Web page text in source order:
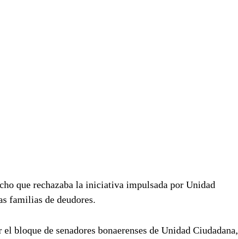
que rechazaba la iniciativa impulsada por Unidad
familias de deudores.
bloque de senadores bonaerenses de Unidad Ciudadana,